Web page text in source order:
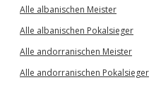
Alle albanischen Meister
Alle albanischen Pokalsieger
Alle andorranischen Meister
Alle andorranischen Pokalsieger